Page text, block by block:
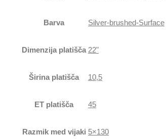
Barva Silver-brushed-Surface
Dimenzija platišča 22"
Širina platišča 10,5
ET platišča 45
Razmik med vijaki 5×130